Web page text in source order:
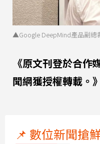
▲Google DeepMind產品副總
《原文刊登於合作
聞網獲授權轉載。》
📌 數位新聞搶